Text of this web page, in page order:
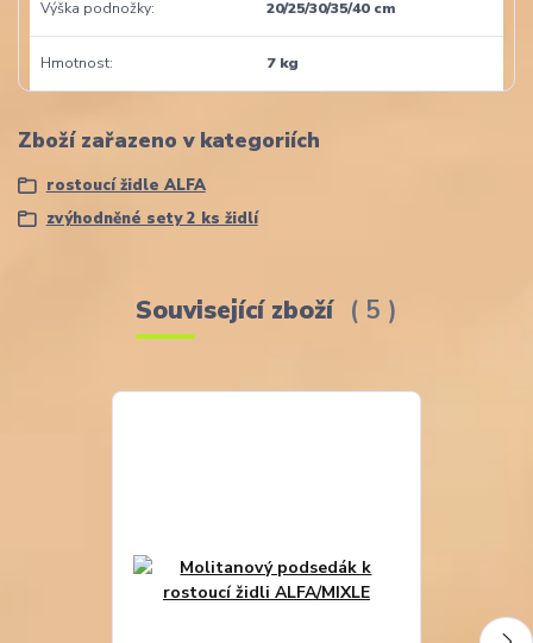
Výška podnožky 20/25/30/35/40 cm
Hmotnost 7 kg
Zboží zařazeno v kategoriích
rostoucí židle ALFA
zvýhodněné sety 2 ks židlí
Související zboží 5